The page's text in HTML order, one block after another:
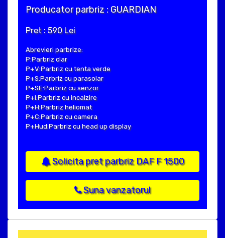
Producator parbriz : GUARDIAN
Pret : 590 Lei
Abrevieri parbrize:
P:Parbriz clar
P+V:Parbriz cu tenta verde
P+S:Parbriz cu parasolar
P+SE:Parbriz cu senzor
P+I:Parbriz cu incalzire
P+H:Parbriz heliomat
P+C:Parbriz cu camera
P+Hud:Parbriz cu head up display
Solicita pret parbriz DAF F 1500
Suna vanzatorul